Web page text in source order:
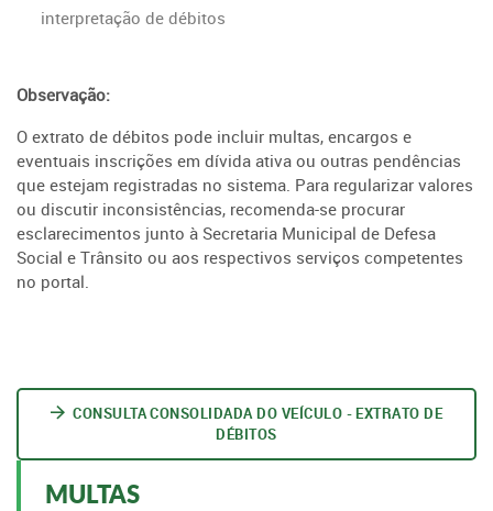
interpretação de débitos
Observação:
O extrato de débitos pode incluir multas, encargos e
eventuais inscrições em dívida ativa ou outras pendências
que estejam registradas no sistema. Para regularizar valores
ou discutir inconsistências, recomenda-se procurar
esclarecimentos junto à Secretaria Municipal de Defesa
Social e Trânsito ou aos respectivos serviços competentes
no portal.
CONSULTA CONSOLIDADA DO VEÍCULO - EXTRATO DE
DÉBITOS
MULTAS